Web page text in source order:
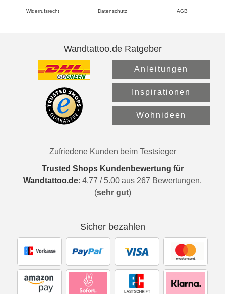
Widerrufsrecht Datenschutz AGB
Wandtattoo.de Ratgeber
Anleitungen
Inspirationen
Wohnideen
Zufriedene Kunden beim Testsieger
Trusted Shops Kundenbewertung für
Wandtattoo.de: 4.77 / 5.00 aus 267 Bewertungen.
(sehr gut)
Sicher bezahlen